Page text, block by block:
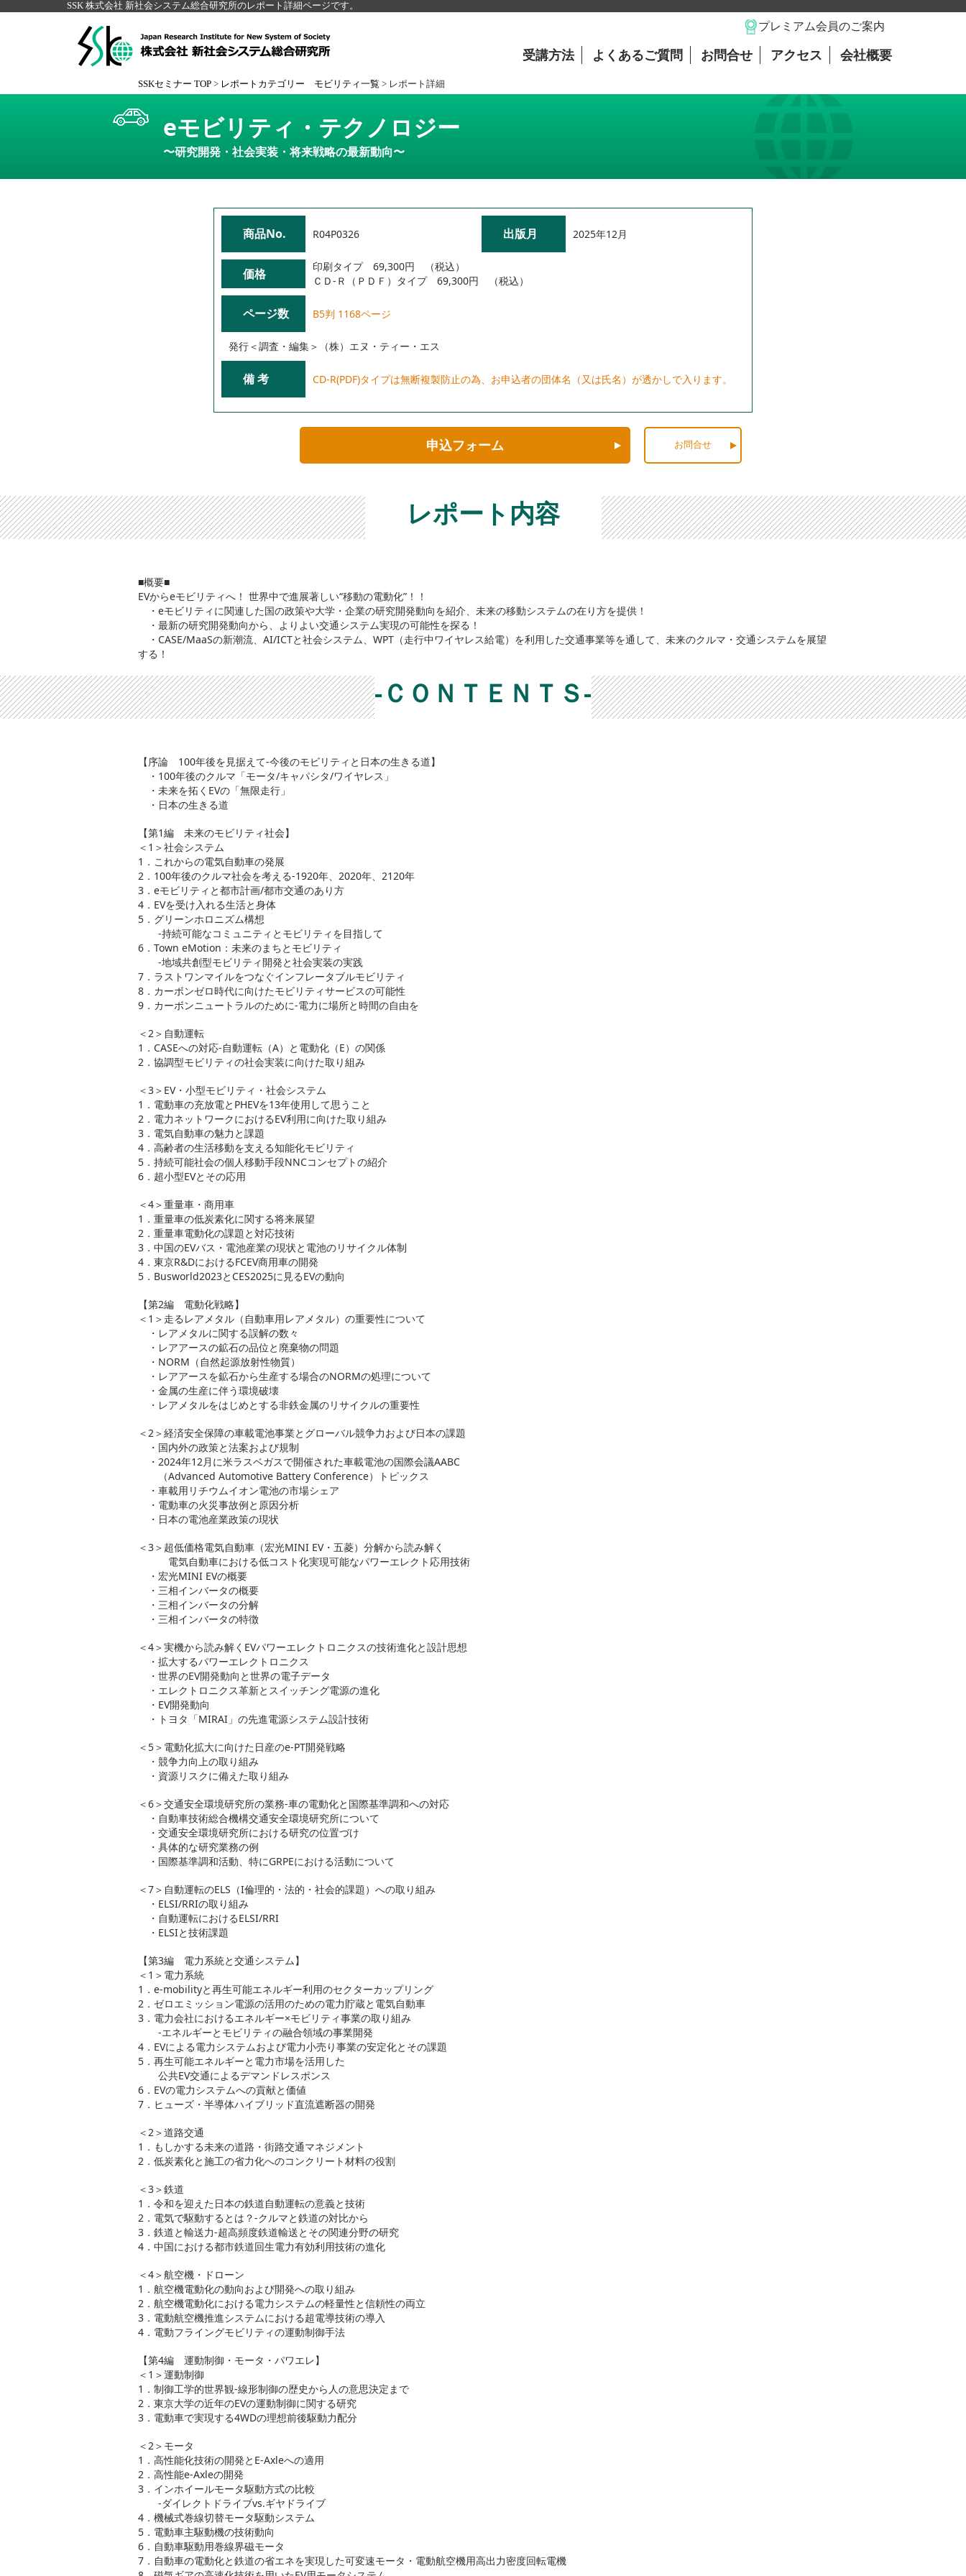
SSK 株式会社 新社会システム総合研究所のレポート詳細ページです。
プレミアム会員のご案内
受講方法 よくあるご質問 お問合せ アクセス 会社概要
SSKセミナー TOP > レポートカテゴリー モビリティ一覧 > レポート詳細
eモビリティ・テクノロジー
〜研究開発・社会実装・将来戦略の最新動向〜
商品No. R04P0326 出版月 2025年12月
価格
印刷タイプ 69,300円 （税込）
ＣＤ-Ｒ（ＰＤＦ）タイプ 69,300円 （税込）
ページ数 B5判 1168ページ
発行＜調査・編集＞（株）エヌ・ティー・エス
備 考 CD-R(PDF)タイプは無断複製防止の為、お申込者の団体名（又は氏名）が透かしで入ります。
申込フォーム お問合せ
レポート内容
■概要■
EVからeモビリティへ！ 世界中で進展著しい“移動の電動化”！！
・eモビリティに関連した国の政策や大学・企業の研究開発動向を紹介、未来の移動システムの在り方を提供！
・最新の研究開発動向から、よりよい交通システム実現の可能性を探る！
・CASE/MaaSの新潮流、AI/ICTと社会システム、WPT（走行中ワイヤレス給電）を利用した交通事業等を通して、未来のクルマ・交通システムを展望
する！
-ＣＯＮＴＥＮＴＳ-
【序論 100年後を見据えて-今後のモビリティと日本の生きる道】
・100年後のクルマ「モータ/キャパシタ/ワイヤレス」
・未来を拓くEVの「無限走行」
・日本の生きる道
【第1編 未来のモビリティ社会】
＜1＞社会システム
1．これからの電気自動車の発展
2．100年後のクルマ社会を考える-1920年、2020年、2120年
3．eモビリティと都市計画/都市交通のあり方
4．EVを受け入れる生活と身体
5．グリーンホロニズム構想
-持続可能なコミュニティとモビリティを目指して
6．Town eMotion：未来のまちとモビリティ
-地域共創型モビリティ開発と社会実装の実践
7．ラストワンマイルをつなぐインフレータブルモビリティ
8．カーボンゼロ時代に向けたモビリティサービスの可能性
9．カーボンニュートラルのために-電力に場所と時間の自由を
＜2＞自動運転
1．CASEへの対応-自動運転（A）と電動化（E）の関係
2．協調型モビリティの社会実装に向けた取り組み
＜3＞EV・小型モビリティ・社会システム
1．電動車の充放電とPHEVを13年使用して思うこと
2．電力ネットワークにおけるEV利用に向けた取り組み
3．電気自動車の魅力と課題
4．高齢者の生活移動を支える知能化モビリティ
5．持続可能社会の個人移動手段NNCコンセプトの紹介
6．超小型EVとその応用
＜4＞重量車・商用車
1．重量車の低炭素化に関する将来展望
2．重量車電動化の課題と対応技術
3．中国のEVバス・電池産業の現状と電池のリサイクル体制
4．東京R&DにおけるFCEV商用車の開発
5．Busworld2023とCES2025に見るEVの動向
【第2編 電動化戦略】
＜1＞走るレアメタル（自動車用レアメタル）の重要性について
・レアメタルに関する誤解の数々
・レアアースの鉱石の品位と廃棄物の問題
・NORM（自然起源放射性物質）
・レアアースを鉱石から生産する場合のNORMの処理について
・金属の生産に伴う環境破壊
・レアメタルをはじめとする非鉄金属のリサイクルの重要性
＜2＞経済安全保障の車載電池事業とグローバル競争力および日本の課題
・国内外の政策と法案および規制
・2024年12月に米ラスベガスで開催された車載電池の国際会議AABC
（Advanced Automotive Battery Conference）トピックス
・車載用リチウムイオン電池の市場シェア
・電動車の火災事故例と原因分析
・日本の電池産業政策の現状
＜3＞超低価格電気自動車（宏光MINI EV・五菱）分解から読み解く
電気自動車における低コスト化実現可能なパワーエレクト応用技術
・宏光MINI EVの概要
・三相インバータの概要
・三相インバータの分解
・三相インバータの特徴
＜4＞実機から読み解くEVパワーエレクトロニクスの技術進化と設計思想
・拡大するパワーエレクトロニクス
・世界のEV開発動向と世界の電子データ
・エレクトロニクス革新とスイッチング電源の進化
・EV開発動向
・トヨタ「MIRAI」の先進電源システム設計技術
＜5＞電動化拡大に向けた日産のe-PT開発戦略
・競争力向上の取り組み
・資源リスクに備えた取り組み
＜6＞交通安全環境研究所の業務-車の電動化と国際基準調和への対応
・自動車技術総合機構交通安全環境研究所について
・交通安全環境研究所における研究の位置づけ
・具体的な研究業務の例
・国際基準調和活動、特にGRPEにおける活動について
＜7＞自動運転のELS（I倫理的・法的・社会的課題）への取り組み
・ELSI/RRIの取り組み
・自動運転におけるELSI/RRI
・ELSIと技術課題
【第3編 電力系統と交通システム】
＜1＞電力系統
1．e-mobilityと再生可能エネルギー利用のセクターカップリング
2．ゼロエミッション電源の活用のための電力貯蔵と電気自動車
3．電力会社におけるエネルギー×モビリティ事業の取り組み
-エネルギーとモビリティの融合領域の事業開発
4．EVによる電力システムおよび電力小売り事業の安定化とその課題
5．再生可能エネルギーと電力市場を活用した
公共EV交通によるデマンドレスポンス
6．EVの電力システムへの貢献と価値
7．ヒューズ・半導体ハイブリッド直流遮断器の開発
＜2＞道路交通
1．もしかする未来の道路・街路交通マネジメント
2．低炭素化と施工の省力化へのコンクリート材料の役割
＜3＞鉄道
1．令和を迎えた日本の鉄道自動運転の意義と技術
2．電気で駆動するとは？-クルマと鉄道の対比から
3．鉄道と輸送力-超高頻度鉄道輸送とその関連分野の研究
4．中国における都市鉄道回生電力有効利用技術の進化
＜4＞航空機・ドローン
1．航空機電動化の動向および開発への取り組み
2．航空機電動化における電力システムの軽量性と信頼性の両立
3．電動航空機推進システムにおける超電導技術の導入
4．電動フライングモビリティの運動制御手法
【第4編 運動制御・モータ・パワエレ】
＜1＞運動制御
1．制御工学的世界観-線形制御の歴史から人の意思決定まで
2．東京大学の近年のEVの運動制御に関する研究
3．電動車で実現する4WDの理想前後駆動力配分
＜2＞モータ
1．高性能化技術の開発とE-Axleへの適用
2．高性能e-Axleの開発
3．インホイールモータ駆動方式の比較
-ダイレクトドライブvs.ギヤドライブ
4．機械式巻線切替モータ駆動システム
5．電動車主駆動機の技術動向
6．自動車駆動用巻線界磁モータ
7．自動車の電動化と鉄道の省エネを実現した可変速モータ・電動航空機用高出力密度回転電機